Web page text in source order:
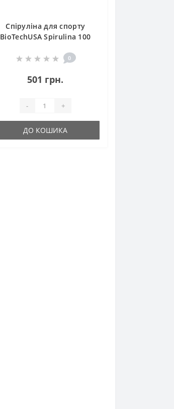
Спіруліна для спорту
BioTechUSA Spirulina 100
0
501 грн.
- +
ДО КОШИКА